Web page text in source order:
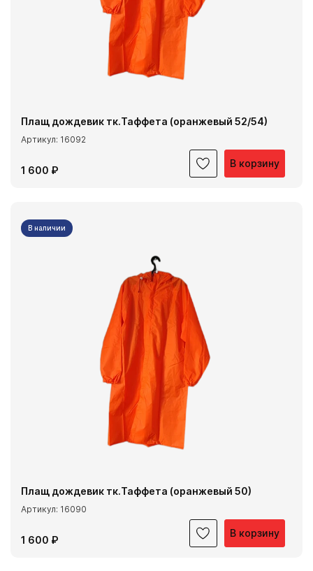
В корзину
Плащ дождевик тк.Таффета (оранжевый 52/54)
Артикул: 16092
1 600 ₽
В наличии
В корзину
Плащ дождевик тк.Таффета (оранжевый 50)
Артикул: 16090
1 600 ₽